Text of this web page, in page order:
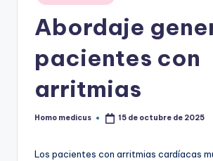
en
Abordaje
pacientes con
arritmias
Publicado
Homo medicus 15 de octubre de 2025
Los pacientes con arritmias cardíacas